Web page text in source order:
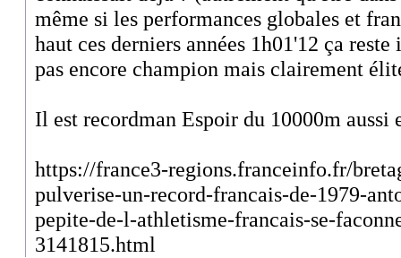
même si les performances globales et
haut ces derniers années 1h01'12 ça
pas encore champion mais clairement
Il est recordman Espoir du 10000m aussi
https://france3-regions.franceinfo.fr/
pulverise-un-record-francais-de-1979-
pepite-de-l-athletisme-francais-se-
3141815.html